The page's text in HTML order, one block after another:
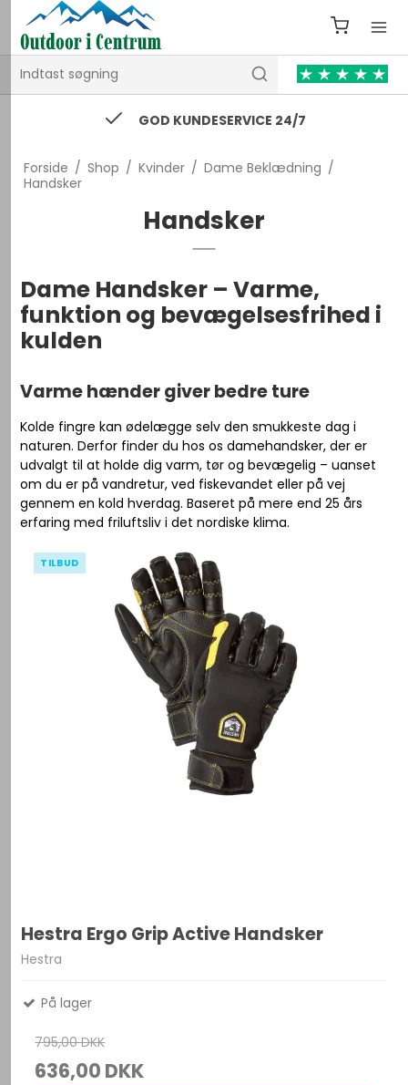
74 43 53 55 / kontakt@outdooricentrum.dk
Forside / Shop / Kvinder / Dame Beklædning /
Handsker
Handsker
Dame Handsker – Varme,
funktion og bevægelsesfrihed i
kulden
Varme hænder giver bedre ture
Kolde fingre kan ødelægge selv den smukkeste dag i
naturen. Derfor finder du hos os damehandsker, der er
udvalgt til at holde dig varm, tør og bevægelig – uanset
om du er på vandretur, ved fiskevandet eller på vej
gennem en kold hverdag. Baseret på mere end 25 års
erfaring med friluftsliv i det nordiske klima.
TILBUD
Hestra Ergo Grip Active Handsker
Hestra
På lager
795,00 DKK
636,00 DKK